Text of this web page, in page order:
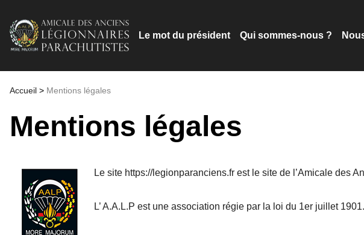
Le mot du président Qui sommes-nous ?
Accueil > Mentions légales
Mentions légales
Le site https://legionparanciens.fr est le site de l’Amicale des
L’ A.A.L.P est une association régie par la loi du 1er juillet